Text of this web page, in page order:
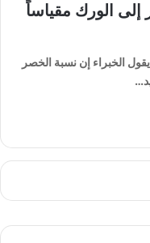
الورك مقياساً
يقول الخبراء إن نسبة الخصر